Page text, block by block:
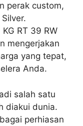
perak custom,
RT 39 RW
mengerjakan
yang tepat,
Anda.
salah satu
diakui dunia.
perhiasan